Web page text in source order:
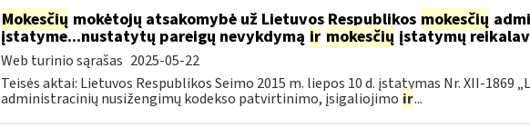
Mokesčių mokėtojų atsakomybė už Lietuvos Respublikos mokesčių
įstatyme...nustatytų pareigų nevykdymą ir mokesčių įstatymų
Web turinio sąrašas 2025-05-22
Teisės aktai: Lietuvos Respublikos Seimo 2015 m. liepos 10 d. įstatymas Nr. XII-1869
administracinių nusižengimų kodekso patvirtinimo, įsigaliojimo ir...